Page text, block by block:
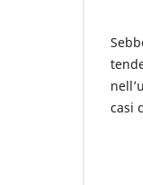
casi